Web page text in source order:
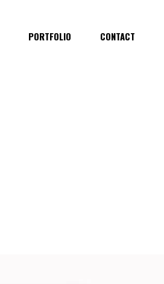
PORTFOLIO CONTACT